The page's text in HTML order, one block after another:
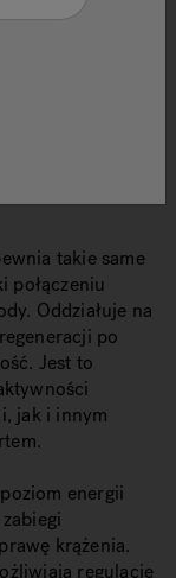
zwykłe
ciała,
Podczas
woda. Zatem w
takie same
połączeniu
Oddziałuje na
po
Jest to
jak i innym
energii
krążenia.
regulację